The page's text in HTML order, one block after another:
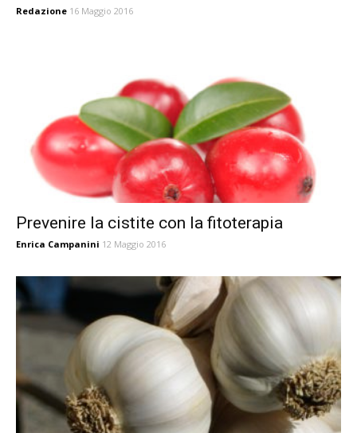
Redazione 16 Maggio 2016
Prevenire la cistite con la fitoterapia
Enrica Campanini 12 Maggio 2016